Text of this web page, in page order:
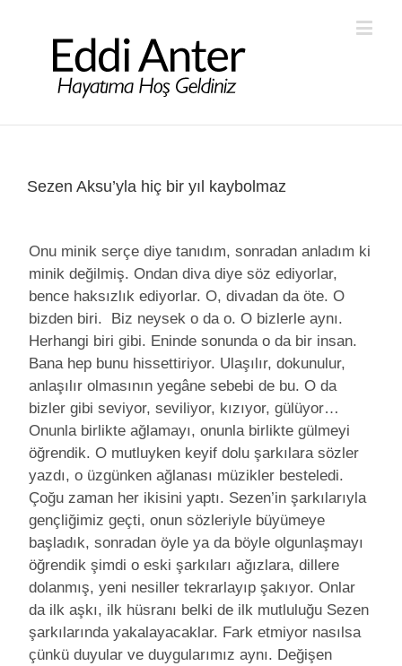
Sezen Aksu’yla hiç bir yıl kaybolmaz
Onu minik serçe diye tanıdım, sonradan anladım ki
minik değilmiş. Ondan diva diye söz ediyorlar,
bence haksızlık ediyorlar. O, divadan da öte. O
bizden biri. Biz neysek o da o. O bizlerle aynı.
Herhangi biri gibi. Eninde sonunda o da bir insan.
Bana hep bunu hissettiriyor. Ulaşılır, dokunulur,
anlaşılır olmasının yegâne sebebi de bu. O da
bizler gibi seviyor, seviliyor, kızıyor, gülüyor…
Onunla birlikte ağlamayı, onunla birlikte gülmeyi
öğrendik. O mutluyken keyif dolu şarkılara sözler
yazdı, o üzgünken ağlanası müzikler besteledi.
Çoğu zaman her ikisini yaptı. Sezen’in şarkılarıyla
gençliğimiz geçti, onun sözleriyle büyümeye
başladık, sonradan öyle ya da böyle olgunlaşmayı
öğrendik şimdi o eski şarkıları ağızlara, dillere
dolanmış, yeni nesiller tekrarlayıp şakıyor. Onlar
da ilk aşkı, ilk hüsranı belki de ilk mutluluğu Sezen
şarkılarında yakalayacaklar. Fark etmiyor nasılsa
çünkü duyular ve duygularımız aynı. Değişen